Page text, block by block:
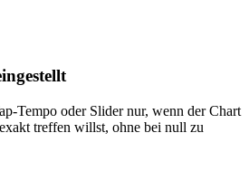
Tempo oder Slider nur, wenn der Chart
treffen willst, ohne bei null zu